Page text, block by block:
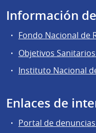
Información
Fondo Nacional de
Objetivos
Instituto Nacional
Enlaces de
Portal de